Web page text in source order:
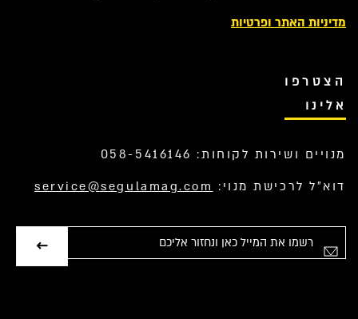
מדיניות האתר ופרטיות
הצטרפו
אלינו
מנויים ושירות לקוחות: 058-5416146
דוא”ל לרכישת מנוי: service@segulamag.com